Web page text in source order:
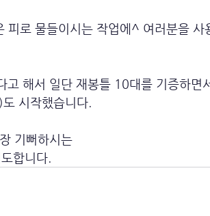
피로 물들이시는 작업에^ 여러분을 사
고 해서 일단 재봉틀 10대를 기증하면
시작했습니다.
기뻐하시는
합니다.